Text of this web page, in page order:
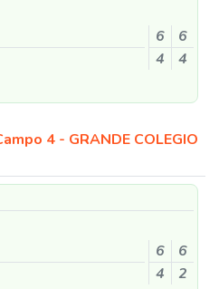
6
6
4
4
4 - GRANDE COLEGIO
6
6
4
2